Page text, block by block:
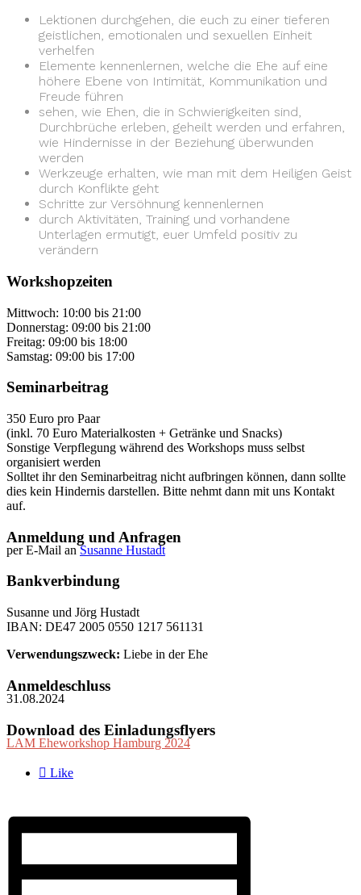
Lektionen durchgehen, die euch zu einer tieferen
geistlichen, emotionalen und sexuellen Einheit
verhelfen
Elemente kennenlernen, welche die Ehe auf eine
höhere Ebene von Intimität, Kommunikation und
Freude führen
sehen, wie Ehen, die in Schwierigkeiten sind,
Durchbrüche erleben, geheilt werden und erfahren,
wie Hindernisse in der Beziehung überwunden
werden
Werkzeuge erhalten, wie man mit dem Heiligen Geist
durch Konflikte geht
Schritte zur Versöhnung kennenlernen
durch Aktivitäten, Training und vorhandene
Unterlagen ermutigt, euer Umfeld positiv zu
verändern
Workshopzeiten
Mittwoch: 10:00 bis 21:00
Donnerstag: 09:00 bis 21:00
Freitag: 09:00 bis 18:00
Samstag: 09:00 bis 17:00
Seminarbeitrag
350 Euro pro Paar
(inkl. 70 Euro Materialkosten + Getränke und Snacks)
Sonstige Verpflegung während des Workshops muss selbst
organisiert werden
Solltet ihr den Seminarbeitrag nicht aufbringen können, dann sollte
dies kein Hindernis darstellen. Bitte nehmt dann mit uns Kontakt
auf.
Anmeldung und Anfragen
per E-Mail anSusanne Hustadt
Bankverbindung
Susanne und Jörg Hustadt
IBAN: DE47 2005 0550 1217 561131
Verwendungszweck: Liebe in der Ehe
Anmeldeschluss
31.08.2024
Download des Einladungsflyers
LAM Eheworkshop Hamburg 2024
 Like